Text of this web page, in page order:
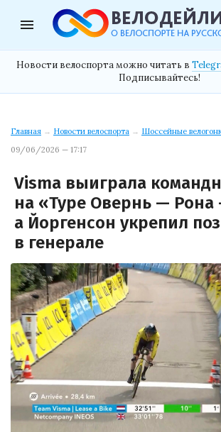
menu
Новости велоспорта можно читать в
Подписывайтесь!
Главная → Новости велоспорта → Шоссейные
09/06/2026 — 17:17
Visma выиграла
на «Туре Овернь —
а Йоргенсон укрепил
в генерале